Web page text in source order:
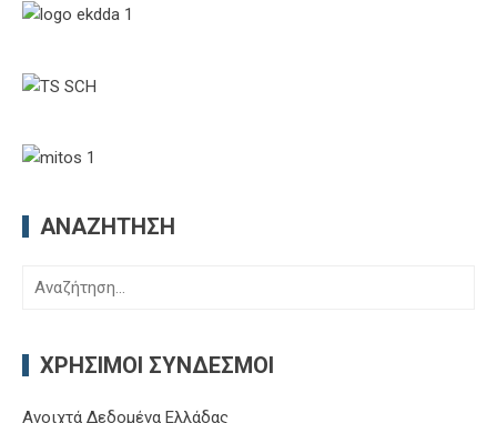
ΑΝΑΖΉΤΗΣΗ
Αναζήτηση
ΧΡΉΣΙΜΟΙ ΣΎΝΔΕΣΜΟΙ
Ανοιχτά Δεδομένα Ελλάδας